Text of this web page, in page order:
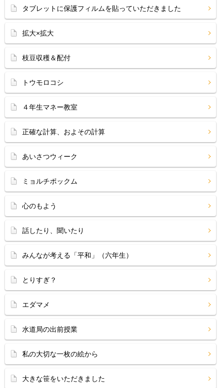
タブレットに保護フィルムを貼っていただきました
拡大×拡大
枝豆収穫＆配付
トウモロコシ
４年生マネー教室
正確な計算、およその計算
あいさつウィーク
ミョルチポックム
心のもよう
話したり、聞いたり
みんなが考える「平和」（六年生）
とりすぎ？
エダマメ
水道局の出前授業
私の大切な一枚の絵から
大きな笹をいただきました